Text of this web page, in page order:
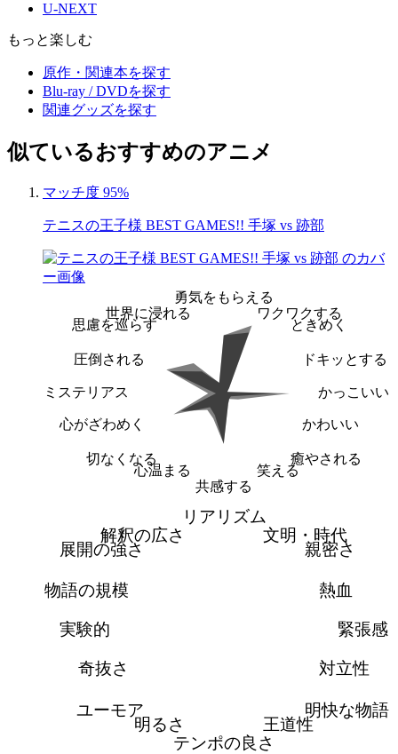
U-NEXT
もっと楽しむ
原作・関連本を探す
Blu-ray / DVDを探す
関連グッズを探す
似ているおすすめのアニメ
マッチ度 95%
テニスの王子様 BEST GAMES!! 手塚 vs 跡部
勇気をもらえる
ワクワクする
ときめく
ドキッとする
かっこいい
かわいい
癒やされる
笑える
共感する
心温まる
切なくなる
心がざわめく
ミステリアス
圧倒される
思慮を巡らす
世界に浸れる
リアリズム
文明・時代
親密さ
熱血
緊張感
対立性
明快な物語
王道性
テンポの良さ
明るさ
ユーモア
奇抜さ
実験的
物語の規模
展開の強さ
解釈の広さ